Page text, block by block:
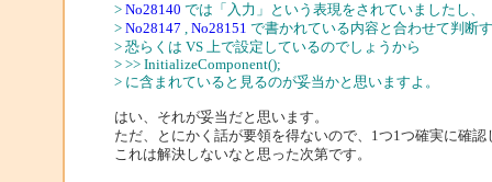
> No28140 では「入力」という表現をされていましたし、
> No28147 No28151 で書かれている内容と合わせて判断
> 恐らくは VS 上で設定しているのでしょうから
> >> InitializeComponent();
> に含まれていると見るのが妥当かと思いますよ。
はい、それが妥当だと思います。
ただ、とにかく話が要領を得ないので、1つ1つ確実に確認
これは解決しないなと思った次第です。